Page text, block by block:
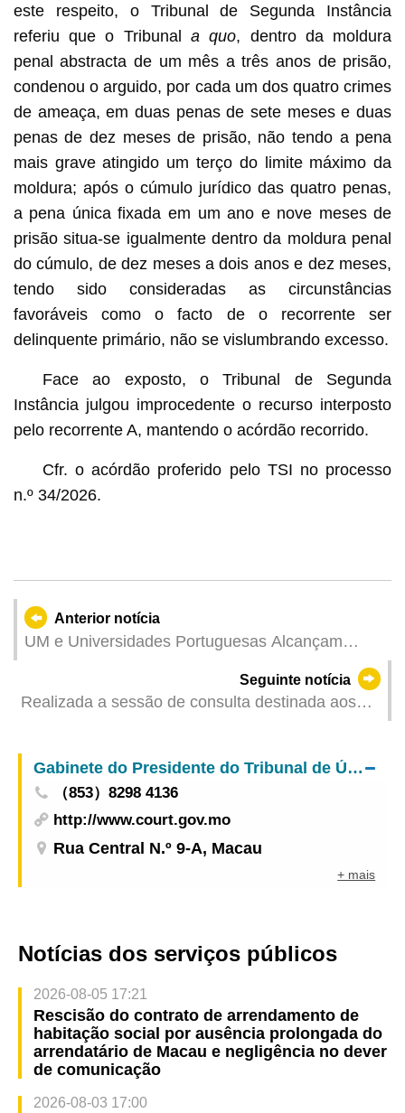
este respeito, o Tribunal de Segunda Instância
referiu que o Tribunal a quo, dentro da moldura
penal abstracta de um mês a três anos de prisão,
condenou o arguido, por cada um dos quatro crimes
de ameaça, em duas penas de sete meses e duas
penas de dez meses de prisão, não tendo a pena
mais grave atingido um terço do limite máximo da
moldura; após o cúmulo jurídico das quatro penas,
a pena única fixada em um ano e nove meses de
prisão situa-se igualmente dentro da moldura penal
do cúmulo, de dez meses a dois anos e dez meses,
tendo sido consideradas as circunstâncias
favoráveis como o facto de o recorrente ser
delinquente primário, não se vislumbrando excesso.
Face ao exposto, o Tribunal de Segunda
Instância julgou improcedente o recurso interposto
pelo recorrente A, mantendo o acórdão recorrido.
Cfr. o acórdão proferido pelo TSI no processo
n.º 34/2026.
Anterior notícia
UM e Universidades Portuguesas Alcançam
Seguinte notícia
Realizada a sessão de consulta destinada aos
tecnologia sobre o 3.º Plano Quinquenal de
Desenvolvimento Socioeconómico da Região
Administrativa Especial de Macau (2026-2030)
Gabinete do Presidente do Tribunal de Última Instância
（853）8298 4136
http://www.court.gov.mo
Rua Central N.º 9-A, Macau
+ mais
Notícias dos serviços públicos
2026-08-05 17:21
Rescisão do contrato de arrendamento de
habitação social por ausência prolongada do
arrendatário de Macau e negligência no dever
de comunicação
2026-08-03 17:00